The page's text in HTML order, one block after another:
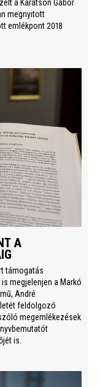
a Karátson Gábor
megnyitott
emlékpont 2018
A
támogatás
megjelenjen a Markó
André
feldolgozó
megemlékezések
is.